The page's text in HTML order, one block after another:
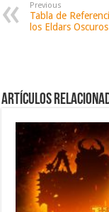
Previous
Tabla de
los Eldars Oscuros
Artículos